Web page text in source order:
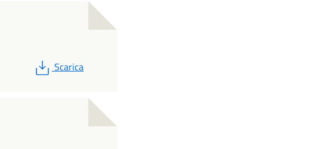
PDF
Scarica